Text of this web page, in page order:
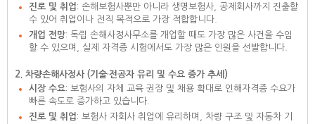
진로 및 취업: 손해보험사뿐만 아니라 생명보험사, 공제회사까지 진출할
수 있어 취업이나 전직 목적으로 가장 적합합니다.
개업 전망: 독립 손해사정사무소를 개업할 때도 가장 많은 사건을 수임
할 수 있으며, 실제 자격증 시험에서도 가장 많은 인원을 선발합니다.
2. 차량손해사정사 (기술·전공자 유리 및 수요 증가 추세)
시장 수요: 보험사의 자체 교육 권장 및 채용 확대로 인해자격증 수요가
빠른 속도로 증가하고 있습니다.
진로 및 취업: 보험사 자회사 취업에 유리하며, 차량 구조 및 자동차 기